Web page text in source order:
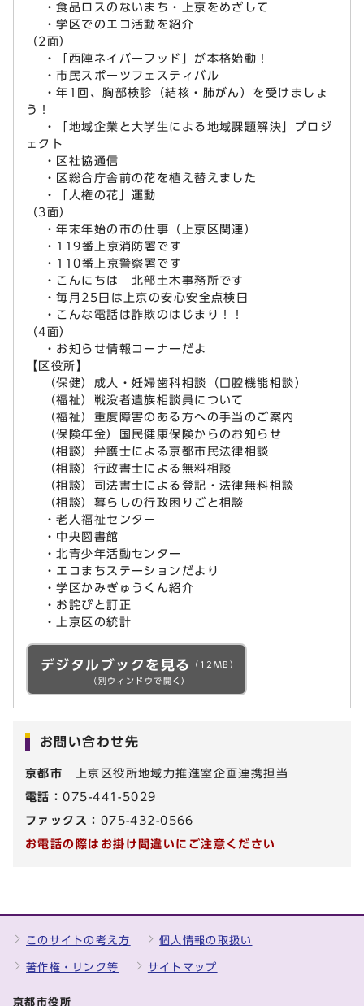
・食品ロスのないまち・上京をめざして
・学区でのエコ活動を紹介
（2面）
・「西陣ネイバーフッド」が本格始動！
・市民スポーツフェスティバル
・年1回、胸部検診（結核・肺がん）を受けましょ
う！
・「地域企業と大学生による地域課題解決」プロジ
ェクト
・区社協通信
・区総合庁舎前の花を植え替えました
・「人権の花」運動
（3面）
・年末年始の市の仕事（上京区関連）
・119番上京消防署です
・110番上京警察署です
・こんにちは 北部土木事務所です
・毎月25日は上京の安心安全点検日
・こんな電話は詐欺のはじまり！！
（4面）
・お知らせ情報コーナーだよ
【区役所】
（保健）成人・妊婦歯科相談（口腔機能相談）
（福祉）戦没者遺族相談員について
（福祉）重度障害のある方への手当のご案内
（保険年金）国民健康保険からのお知らせ
（相談）弁護士による京都市民法律相談
（相談）行政書士による無料相談
（相談）司法書士による登記・法律無料相談
（相談）暮らしの行政困りごと相談
・老人福祉センター
・中央図書館
・北青少年活動センター
・エコまちステーションだより
・学区かみぎゅうくん紹介
・お詫びと訂正
・上京区の統計
デジタルブックを見る
（12MB）
（別ウィンドウで開く）
お問い合わせ先
京都市 上京区役所地域力推進室企画連携担当
電話：075-441-5029
ファックス： 075-432-0566
お電話の際はお掛け間違いにご注意ください
このサイトの考え方 個人情報の取扱い
著作権・リンク等 サイトマップ
京都市役所